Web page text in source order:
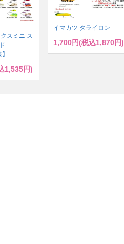
スミニ ス
1,535円)
イマカツ タライロン
1,700円(税込1,870円)